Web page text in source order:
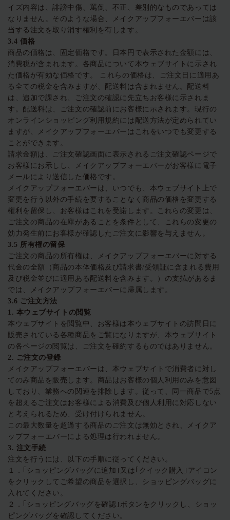
イズ内容は、誹謗中傷、罵倒、不正、差別的なものであっては
なりません。そのような場合、メイクアップフォーエバーは該
当する注文を取り消す権利を有します。
3.4価格
商品の価格は、固定価格です。日本円で表示された金額には、
消費税が含まれます。各商品について本ウェブサイトに示され
た価格が有効な価格です。
これらの価格は、ご注文日に適用あ
る全ての税金を含みますが、配送料は含まれません。配送料
は、追加で課され、ご注文の確認に先立ちお客様に示されま
す。配送料は、ご注文の確認前にお客様に示されます。現行の
オンラインショッピング利用規約には配送方法が定められてい
ますが、メイクアップフォーエバーはこれをいつでも変更する
ことができます。
請求金額は、ご注文確認画面に表示されるご注文確認ページで
お客様にお示しし、メイクアップフォーエバーがお客様に電子
メールにより送信した価格です。
メイクアップフォーエバーは、いつでも、本ウェブサイト上で
変更を行う以外の手続を要することなく商品の価格を変更する
権利を留保し、お客様はこれを受諾します。これらの変更は、
ご注文の商品の在庫があることを条件として、これらの変更の
効力発生前にお客様が確認したご注文に影響を与えません。
3.5 所有権の留保
ご注文の商品の所有権は、メイクアップフォーエバーに対する
代金の全額（商品の本体価格及び請求書/受領証に含まれる費用
及び税金並びに適用ある配送料を含みます。）の支払があるま
では、メイクアップフォーエバーに帰属します。
3.6 ご注文方法
1. 本ウェブサイトの閲覧
本ウェブサイトを閲覧中、お客様は本ウェブサイトの訪問日に
販売されている各種商品をご覧になりますが、本ウェブサイト
の各ページの閲覧は、ご注文を確約するものではありません。
2. ご注文の登録
メイクアップフォーエバーは、本ウェブサイトで消費者に対し
てのみ商品を販売します。商品はお客様の個人利用のみを意図
しており、業務への関連を排除します。従って、同一商品で5点
を超えるご注文はお客様による消費及び個人利用に対応しない
と考えられるため、受け付けられません。
この最大数量を超過する商品のご注文は無効とされ、メイクア
ップフォーエバーによる処理は行われません。
3. 注文手続
注文を行うには、以下の手順に従ってください。
１．｢ショッピングバッグに追加｣又は｢クイック購入｣アイコン
をクリックしてご希望の商品を選択し、ショッピングバッグに
入れてください。
２．｢ショッピングバッグを確認｣ボタンをクリックし、ショッ
ピングバッグを確認してください。